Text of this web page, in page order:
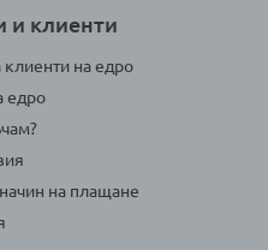
и клиенти
клиенти на едро
едро
на плащане